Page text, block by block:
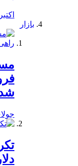
اکتبر 19, 2019
بازار
جولای 2,
دلار 11 400